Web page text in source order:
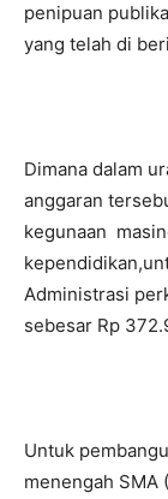
penipuan
yang telah di
Dimana dalam
anggaran
kegunaan
Administrasi
sebesar Rp
Untuk
menengah SMA